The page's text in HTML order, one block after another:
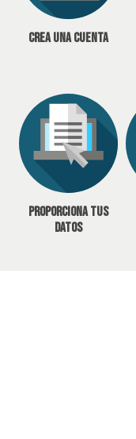
Crea una cuenta
Proporciona tus
datos